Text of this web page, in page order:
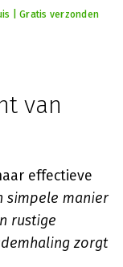
| Gratis verzonden
van
effectieve
simpele manier
rustige
zorgt